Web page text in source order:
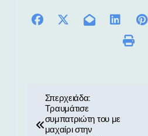
Σπερχειάδα:
Τραυμάτισε
συμπατριώτη του με
μαχαίρι στην